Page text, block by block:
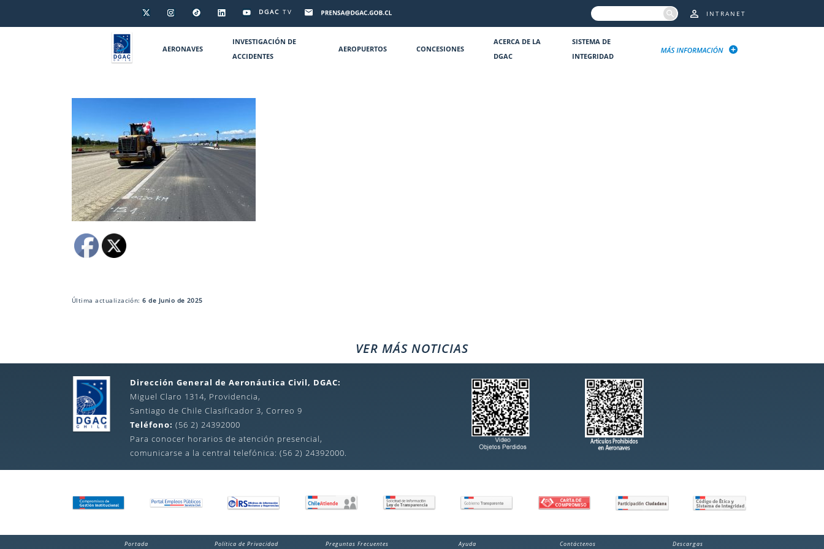
DGAC TV INTRANET
AERONAVES
INVESTIGACIÓN DE
ACCIDENTES
AEROPUERTOS CONCESIONES
ACERCA DE LA
DGAC
SISTEMA DE
INTEGRIDAD
Última actualización:6 de Junio de 2025
VER MÁS NOTICIAS
Dirección General de Aeronáutica Civil, DGAC:
Miguel Claro 1314, Providencia,
Santiago de Chile Clasificador 3, Correo 9
Teléfono: (56 2) 24392000
Para conocer horarios de atención presencial,
comunicarse a la central telefónica: (56 2) 24392000.
Portada Política de Privacidad Preguntas Frecuentes Ayuda Contáctenos Descargas